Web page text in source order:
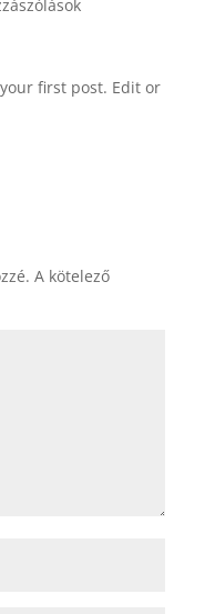
first post. Edit or
A kötelező